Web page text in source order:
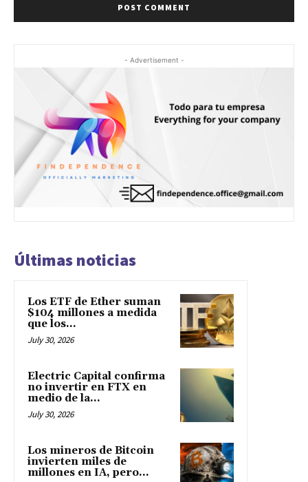
- Advertisement -
Últimas noticias
Los ETF de Ether suman
$104 millones a medida
que los...
July 30, 2026
Electric Capital confirma
no invertir en FTX en
medio de la...
July 30, 2026
Los mineros de Bitcoin
invierten miles de
millones en IA, pero...